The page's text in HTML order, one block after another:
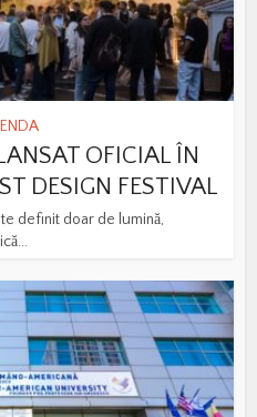
OFICIAL ÎN
DESIGN FESTIVAL
definit doar de lumină,